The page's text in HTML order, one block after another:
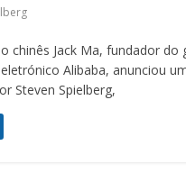
chinês Jack Ma, fundador do
Alibaba, anunciou
Steven Spielberg,